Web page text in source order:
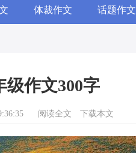
体裁作文 话题作文
级作文300字
阅读全文 下载本文